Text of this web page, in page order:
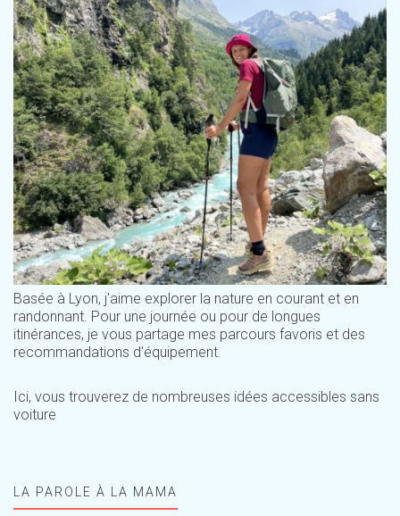
Basée à Lyon, j'aime explorer la nature en courant et en
randonnant. Pour une journée ou pour de longues
itinérances, je vous partage mes parcours favoris et des
recommandations d'équipement.
Ici, vous trouverez de nombreuses idées accessibles sans
voiture
LA PAROLE À LA MAMA